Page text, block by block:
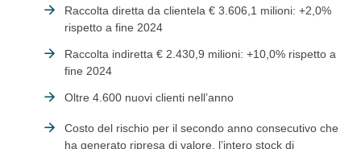
Raccolta diretta da clientela € 3.606,1 milioni: +2,0%
rispetto a fine 2024
Raccolta indiretta € 2.430,9 milioni: +10,0% rispetto a
fine 2024
Oltre 4.600 nuovi clienti nell’anno
Costo del rischio per il secondo anno consecutivo che
ha generato ripresa di valore, l’intero stock di